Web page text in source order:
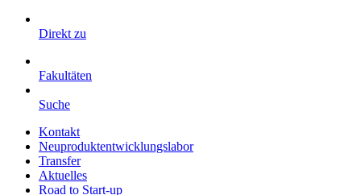
Direkt zu
Fakultäten
Suche
Kontakt
Neuproduktentwicklungslabor
Transfer
Aktuelles
Road to Start-up